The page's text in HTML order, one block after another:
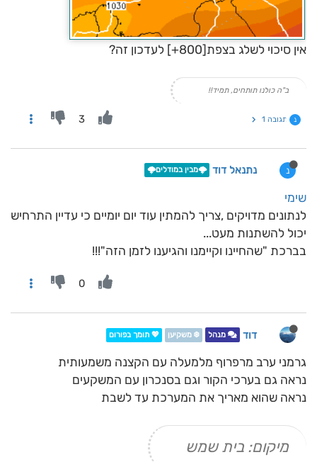
אין סיכוי לשלג בצפת[800+] לעדכון זה?
ב"ה כולנו תותחים, תמיד!!
נ תגובה 1 3
נ נתנאל דוד 🌩️מבין במודלים🌩️
שימי
לנתונים מדויקים ,צריך להמתין עוד יום יומיים כי עדיין התרחיש
יכול להשתנות מעט...
בברכת "שהחיינו וקיימנו והגיענו לזמן הזה"!!!
0
דוד מנהל ❄️ משקיען 💖 תומך בפורום
גרמני ערב מרפרוף מלמעלה עם הקצנה משמעותית
נראה גם בערכי הקור וגם בסנכרון עם המשקעים
נראה שהוא מאריך את המערכת עד לשבת
מיקום: בית שמש